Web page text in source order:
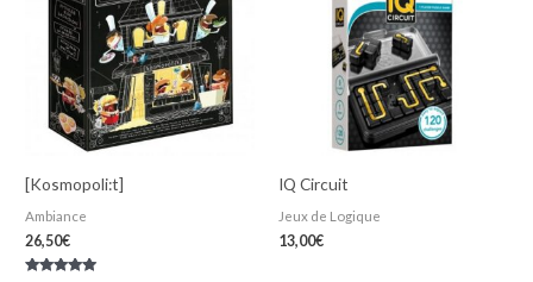
[Kosmopoli:t]
Ambiance
26,50€
IQ Circuit
Jeux de Logique
13,00€